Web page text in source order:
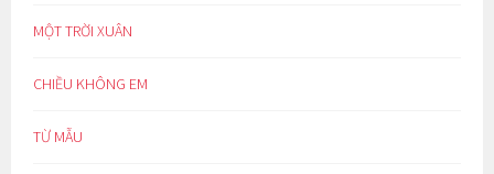
MỘT TRỜI XUÂN
CHIỀU KHÔNG EM
TỪ MẪU